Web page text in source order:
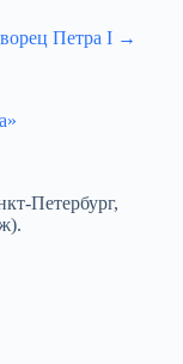
Петра I →
Петербург,